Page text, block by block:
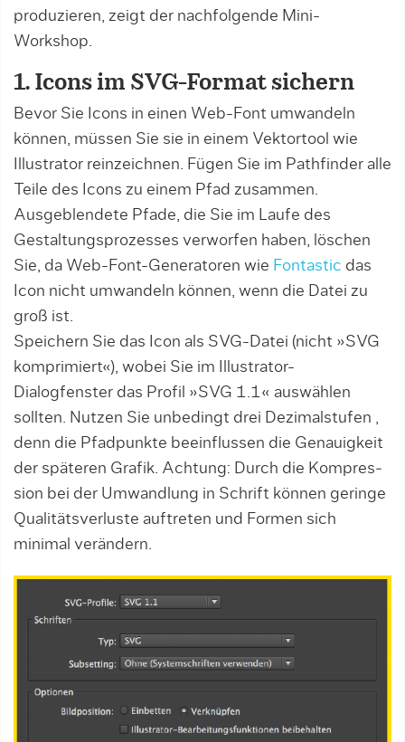
produzieren, zeigt der nachfolgende Mini-
Workshop.
1. Icons im SVG-Format sichern
Bevor Sie Icons in einen Web-Font umwandeln
können, müssen Sie sie in einem Vektortool wie
Illust­­­r­ator reinzeichnen. Fügen Sie im Pathfinder alle
Teile des Icons zu einem Pfad zusammen.
Ausgeblendete Pfade, die Sie im Laufe des
Gestaltungsprozesses verworfen haben, lö­schen
Sie, da Web-Font-Generatoren wie Fon­tas­tic das
Icon nicht umwandeln können, wenn die Datei zu
groß ist.
Speichern Sie das Icon als SVG-Datei (nicht »SVG
komprimiert«), wobei Sie im Il­lustrator-
Dialogfenster das Profil »SVG 1.1« auswählen
sollten. Nutzen Sie unbedingt drei Dezimalstufen ,
denn die Pfadpunk­te beeinflussen die Genauigkeit
der späte­ren Grafik. Achtung: Durch die Kompres­
sion bei der Umwandlung in Schrift können geringe
Qualitätsverluste auftreten und For­men sich
minimal verändern.